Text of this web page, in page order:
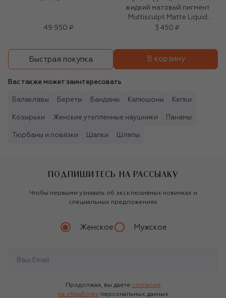
49 950 ₽
жидкий матовый пигмент
Multisculpt Matte Liquid
Colour, оттенок Hodge Podge
3 450 ₽
Быстрая покупка В корзину
Вас также может заинтересовать
Балаклавы Береты Банданы Капюшоны Кепки
Козырьки Женские утепленные наушники Панамы
Тюрбаны и повязки Шапки Шляпы
ПОДПИШИТЕСЬ НА РАССЫЛКУ
Чтобы первыми узнавать об эксклюзивных новинках и
специальных предложениях
Женское Мужское
Продолжая, вы даете согласие
на обработку персональных данных